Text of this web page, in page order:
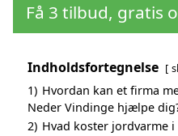
Få 3 tilbud, gratis
Indholdsfortegnelse
1) Hvordan kan et firma
Neder Vindinge hjælpe
2) Hvad koster jordvarme